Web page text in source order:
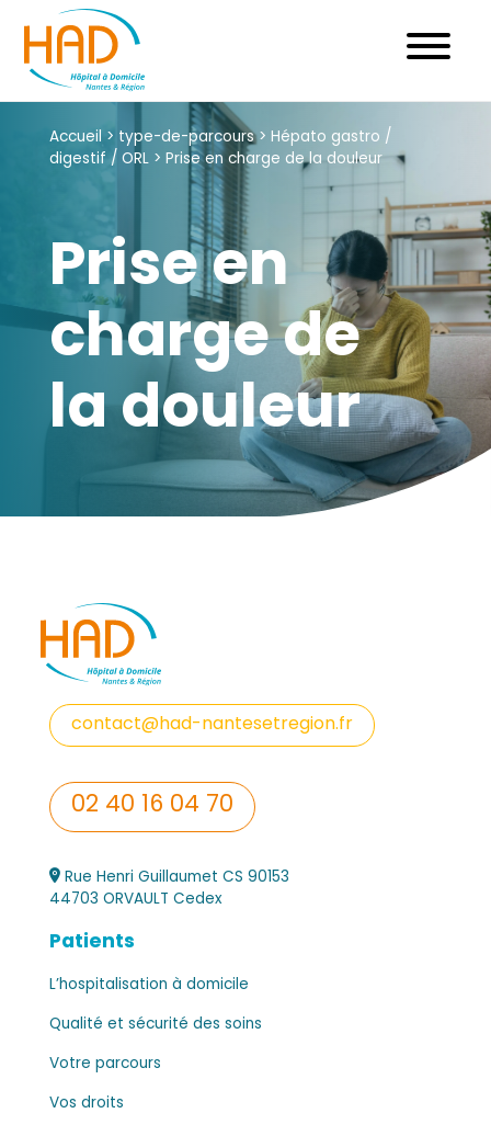
content
Accueil> type-de-parcours> Hépato gastro /
digestif / ORL> Prise en charge de la douleur
Prise en
charge de
la douleur
contact@had-nantesetregion.fr
02 40 16 04 70
Rue Henri Guillaumet CS 90153
44703 ORVAULT Cedex
Patients
L’hospitalisation à domicile
Qualité et sécurité des soins
Votre parcours
Vos droits